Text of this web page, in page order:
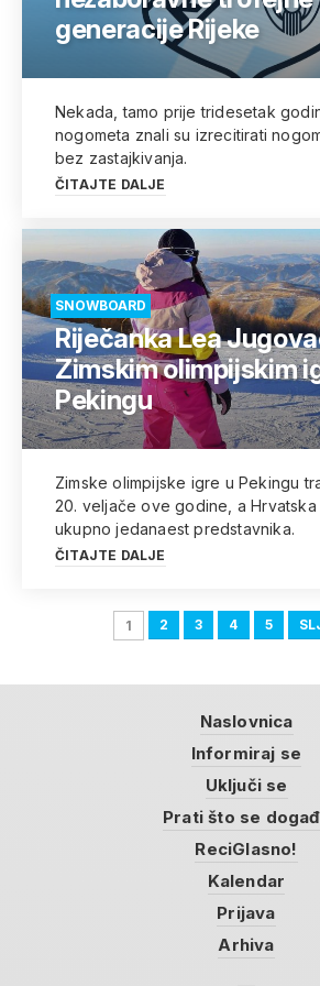
generacije Rijeke
Nekada, tamo prije tridesetak
nogometa znali su izrecitirati
bez zastajkivanja.
ČITAJTE DALJE
SNOWBOARD
Riječanka Lea
Zimskim olimpijskim
Pekingu
Zimske olimpijske igre u Pekingu
20. veljače ove godine, a Hrvatska
ukupno jedanaest predstavnika.
ČITAJTE DALJE
1 2 3 4 5
Naslovnica
Informiraj se
Uključi se
Prati što se
ReciGlasno!
Kalendar
Prijava
Arhiva